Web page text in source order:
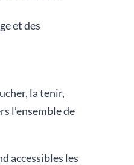
et des
la tenir,
l’ensemble de
accessibles les